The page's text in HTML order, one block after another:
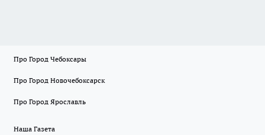
Про Город Чебоксары
Про Город Новочебоксарск
Про Город Ярославль
Наша Газета